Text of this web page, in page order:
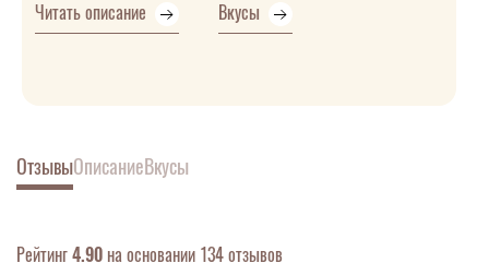
Читать описание Вкусы
ОтзывыОписаниеВкусы
Рейтинг4.90 на основании 134 отзывов